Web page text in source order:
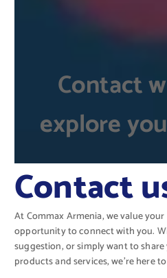
Contact
explore
Contact
At Commax Armenia, we value
opportunity to connect with you.
suggestion, or simply want to
products and services, we're here